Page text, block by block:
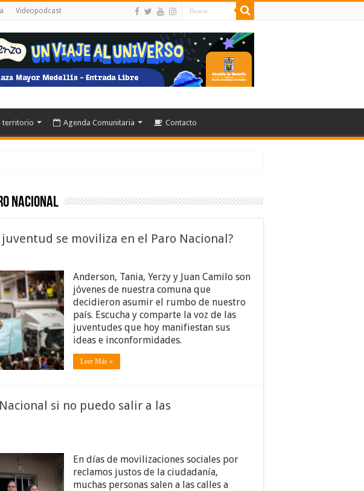
Videopodcast
territorio Agenda Comunitaria Contacto
Nacional
se moviliza en el Paro Nacional?
Anderson, Tania, Yerzy y Juan Camilo son
jóvenes de nuestra comuna que
decidieron asumir el rumbo de nuestro
país. Escucha y comparte la voz de las
juventudes que hoy manifiestan sus
ideas e inconformidades.
Leer Más »
si no puedo salir a las
En días de movilizaciones sociales por
reclamos justos de la ciudadanía,
muchas personas salen a las calles a